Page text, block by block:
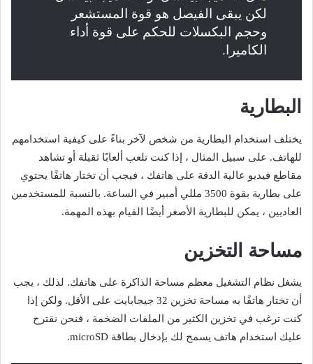
لكن يبقى الفيصل هو قوة المستشعر
وحجم البكسلات للحكم على قوة أداء
الكاميرا.
البطارية
يختلف استخدام البطارية من شخص لآخر بناءً على كيفية استخدامهم
للهاتف. على سبيل المثال ، إذا كنت تلعب ألعابًا ثقيلة أو تشاهد
مقاطع فيديو عالية الدقة على هاتفك ، فيجب أن تختار هاتفًا يحتوي
على بطارية بقوة 3500 مللي أمبير في الساعة. بالنسبة للمستخدمين
العاديين ، يمكن للبطارية الأصغر أيضًا القيام بهذه المهمة.
مساحة التخزين
يشغل نظام التشغيل معظم مساحة الذاكرة على هاتفك. لذلك ، يجب
أن تختار هاتفًا به مساحة تخزين 32 جيجابايت على الأقل. ولكن إذا
كنت ترغب في تخزين الكثير من الملفات الضخمة ، فنحن نقترح
عليك استخدام هاتف يسمح لك بإدخال بطاقة microSD.